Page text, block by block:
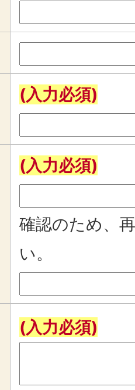
(入力必須)
(入力必須)
確認のため、
い。
(入力必須)